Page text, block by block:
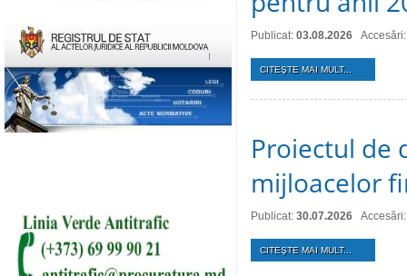
Publicat: 03.08.2026
CITEŞTE MAI MULT...
Proiectul de
mijloacelor
Publicat: 30.07.2026
CITEŞTE MAI MULT...